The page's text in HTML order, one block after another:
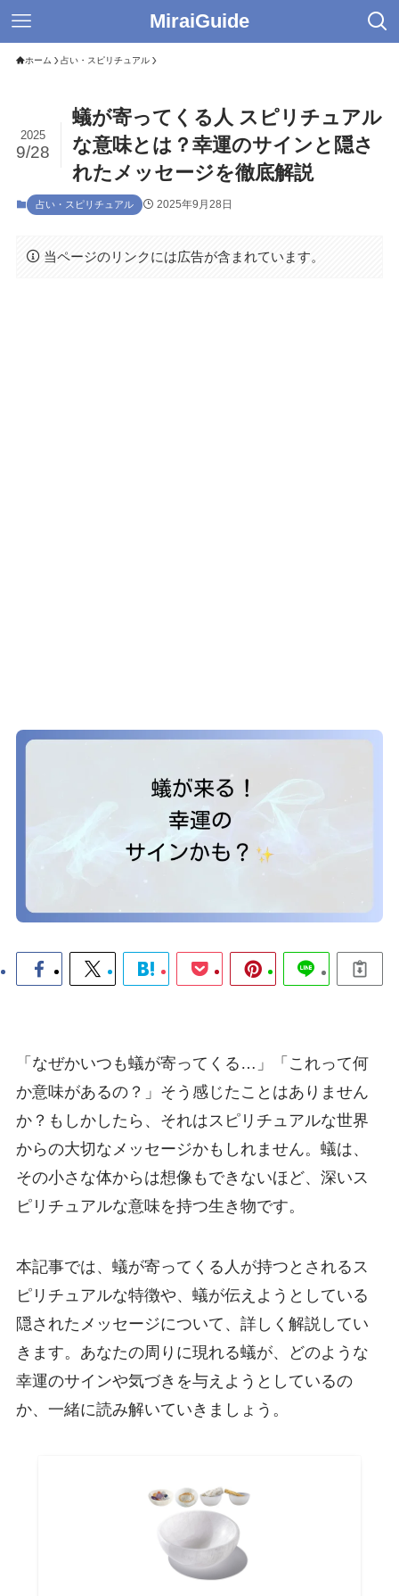
MiraiGuide
ホーム 占い・スピリチュアル
蟻が寄ってくる人 スピリチュアル
な意味とは？幸運のサインと隠さ
れたメッセージを徹底解説
2025
9/28
占い・スピリチュアル 2025年9月28日
当ページのリンクには広告が含まれています。
「なぜかいつも蟻が寄ってくる…」「これって何
か意味があるの？」そう感じたことはありません
か？もしかしたら、それはスピリチュアルな世界
からの大切なメッセージかもしれません。蟻は、
その小さな体からは想像もできないほど、深いス
ピリチュアルな意味を持つ生き物です。
本記事では、蟻が寄ってくる人が持つとされるス
ピリチュアルな特徴や、蟻が伝えようとしている
隠されたメッセージについて、詳しく解説してい
きます。あなたの周りに現れる蟻が、どのような
幸運のサインや気づきを与えようとしているの
か、一緒に読み解いていきましょう。